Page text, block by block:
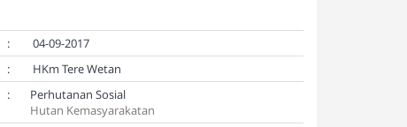
:
04-09-2017
:
HKm Tere Wetan
:
Perhutanan Sosial
Hutan Kemasyarakatan